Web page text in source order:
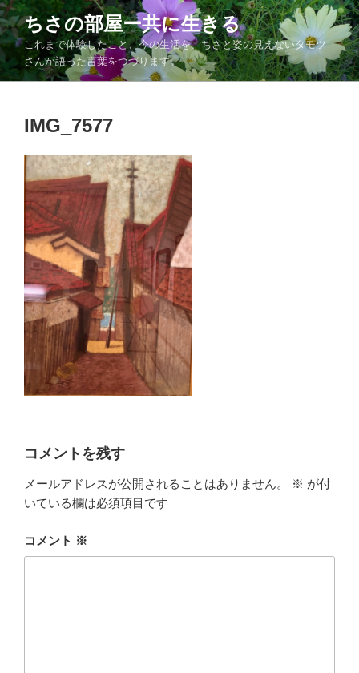
コ
ン
テ
ン
ツ
ちさの部屋ー共に生きる
これまで体験したこと、今の生活を、ちさと姿の見えないタモツ
さんが語った言葉をつづります。
IMG_7577
コメントを残す
メールアドレスが公開されることはありません。 ※ が付
いている欄は必須項目です
コメント ※